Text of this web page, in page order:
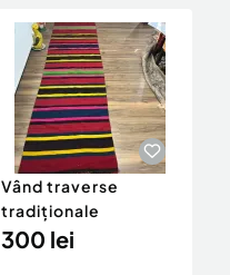
Vând traverse
tradiționale
300 lei